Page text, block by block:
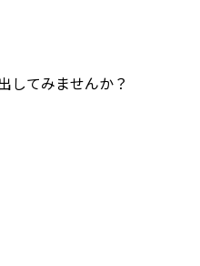
してみませんか？